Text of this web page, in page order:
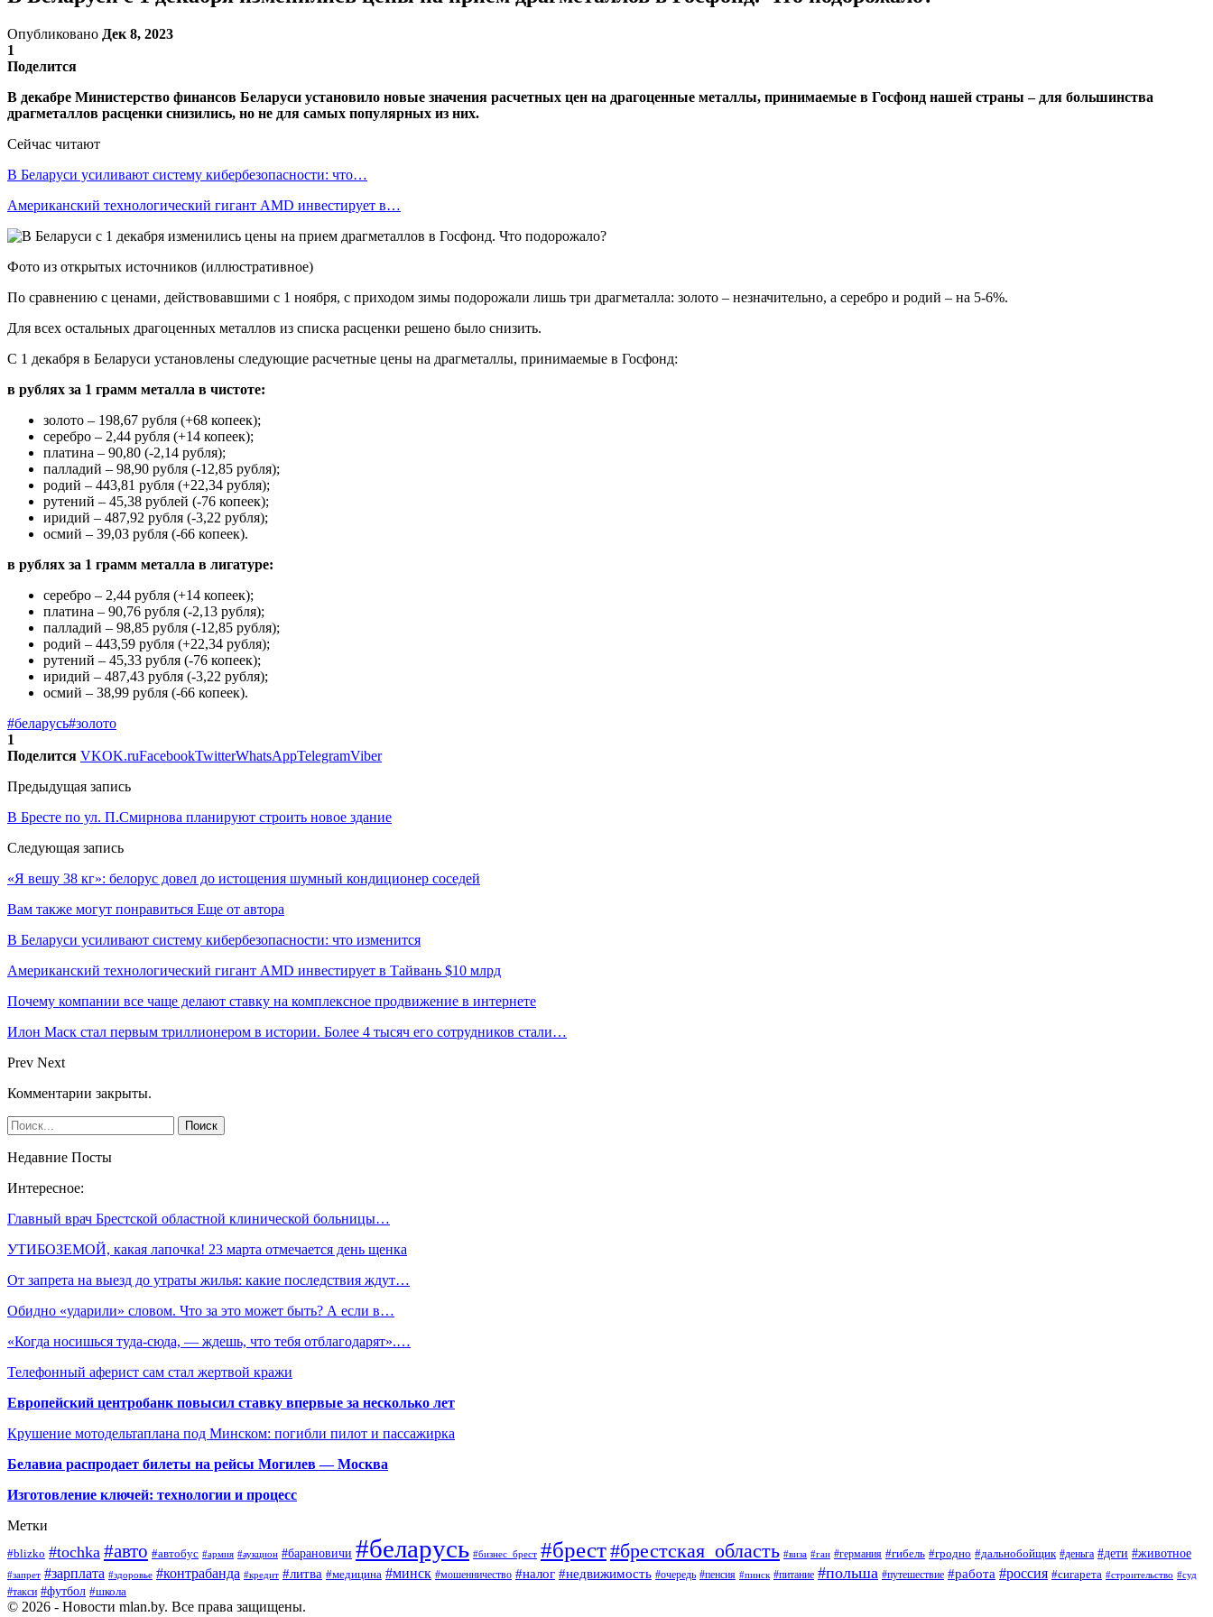
Опубликовано Дек 8, 2023
1
Поделится
В декабре Министерство финансов Беларуси установило новые значения расчетных цен на драгоценные металлы, принимаемые в Госфонд нашей страны – для большинства
драгметаллов расценки снизились, но не для самых популярных из них.
Сейчас читают
В Беларуси усиливают систему кибербезопасности: что…
Американский технологический гигант AMD инвестирует в…
Фото из открытых источников (иллюстративное)
По сравнению с ценами, действовавшими с 1 ноября, с приходом зимы подорожали лишь три драгметалла: золото – незначительно, а серебро и родий – на 5-6%.
Для всех остальных драгоценных металлов из списка расценки решено было снизить.
С 1 декабря в Беларуси установлены следующие расчетные цены на драгметаллы, принимаемые в Госфонд:
в рублях за 1 грамм металла в чистоте:
золото – 198,67 рубля (+68 копеек);
серебро – 2,44 рубля (+14 копеек);
платина – 90,80 (-2,14 рубля);
палладий – 98,90 рубля (-12,85 рубля);
родий – 443,81 рубля (+22,34 рубля);
рутений – 45,38 рублей (-76 копеек);
иридий – 487,92 рубля (-3,22 рубля);
осмий – 39,03 рубля (-66 копеек).
в рублях за 1 грамм металла в лигатуре:
серебро – 2,44 рубля (+14 копеек);
платина – 90,76 рубля (-2,13 рубля);
палладий – 98,85 рубля (-12,85 рубля);
родий – 443,59 рубля (+22,34 рубля);
рутений – 45,33 рубля (-76 копеек);
иридий – 487,43 рубля (-3,22 рубля);
осмий – 38,99 рубля (-66 копеек).
#беларусь#золото
1
Поделится VKOK.ruFacebookTwitterWhatsAppTelegramViber
Предыдущая запись
В Бресте по ул. П.Смирнова планируют строить новое здание
Следующая запись
«Я вешу 38 кг»: белорус довел до истощения шумный кондиционер соседей
Вам также могут понравиться Еще от автора
В Беларуси усиливают систему кибербезопасности: что изменится
Американский технологический гигант AMD инвестирует в Тайвань $10 млрд
Почему компании все чаще делают ставку на комплексное продвижение в интернете
Илон Маск стал первым триллионером в истории. Более 4 тысяч его сотрудников стали…
Prev Next
Комментарии закрыты.
Недавние Посты
Интересное:
Главный врач Брестской областной клинической больницы…
УТИБОЗЕМОЙ, какая лапочка! 23 марта отмечается день щенка
От запрета на выезд до утраты жилья: какие последствия ждут…
Обидно «ударили» словом. Что за это может быть? А если в…
«Когда носишься туда-сюда, — ждешь, что тебя отблагодарят».…
Телефонный аферист сам стал жертвой кражи
Европейский центробанк повысил ставку впервые за несколько лет
Крушение мотодельтаплана под Минском: погибли пилот и пассажирка
Белавиа распродает билеты на рейсы Могилев — Москва
Изготовление ключей: технологии и процесс
Метки
#blizko #tochka #авто #автобус #армия #аукцион #барановичи #беларусь #бизнес_брест #брест#брестская_область #виза #гаи #германия #гибель #гродно #дальнобойщик #деньга #дети #животное
#запрет #зарплата #здоровье #контрабанда #кредит #литва #медицина #минск #мошенничество #налог #недвижимость #очередь #пенсия #пинск #питание #польша #путешествие #работа #россия #сигарета #строительство #суд
#такси #футбол #школа
© 2026 - Новости mlan.by. Все права защищены.